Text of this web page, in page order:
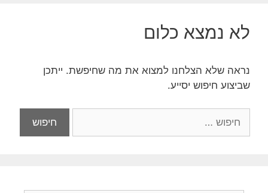
לא נמצא כלום
נראה שלא הצלחנו למצוא את מה שחיפשת. ייתכן
שביצוע חיפוש יסייע.